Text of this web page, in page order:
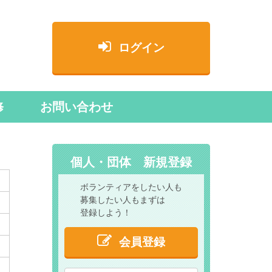
ログイン
お問い合わせ
個人・団体 新規登録
ボランティアをしたい人も
募集したい人もまずは
登録しよう！
会員登録